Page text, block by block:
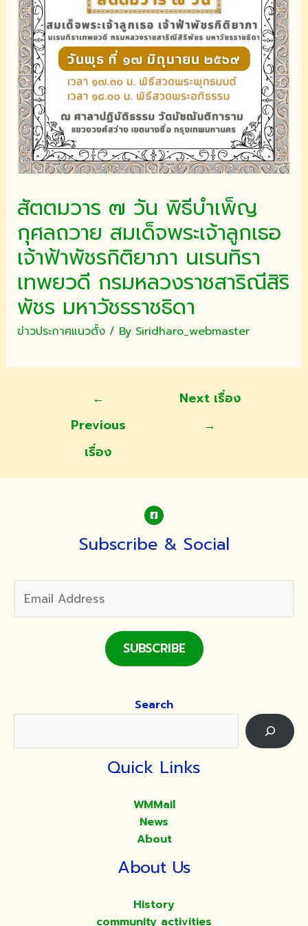
สัตตมวาร ๗ วัน พิธีบำเพ็ญ
กุศลถวาย สมเด็จพระเจ้าลูกเธอ
เจ้าฟ้าพัชรกิติยาภา นเรนทิรา
เทพยวดี กรมหลวงราชสาริณีสิริ
พัชร มหาวัชรราชธิดา
ข่าวประกาศแนวตั้ง/ By Siridharo_webmaster
←
Previous
เรื่อง
Next เรื่อง
→
Subscribe & Social
SUBSCRIBE
Search
Quick Links
WMMail
News
About
About Us
History
community activities